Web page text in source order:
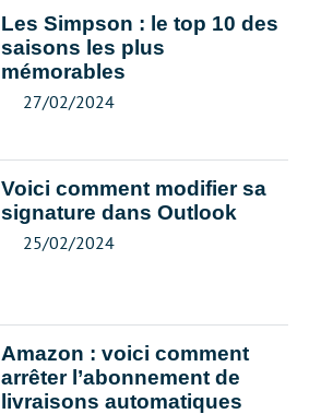
Les Simpson : le top 10 des
saisons les plus
mémorables
27/02/2024
Voici comment modifier sa
signature dans Outlook
25/02/2024
Amazon : voici comment
arrêter l’abonnement de
livraisons automatiques